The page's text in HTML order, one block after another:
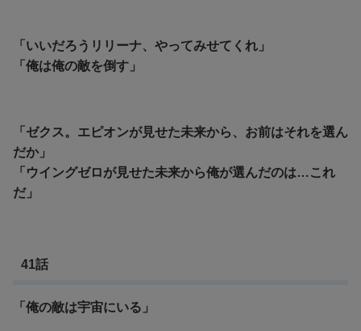
「いいだろうリリーナ、やってみせてくれ」
「 俺は俺の敵を倒す」
「ゼクス。エピオンが見せた未来から、お前はそれを選ん
だか」
「 ウイングゼロが見せた未来から俺が選んだのは…これ
だ」
41話
「俺の敵は宇宙にいる」